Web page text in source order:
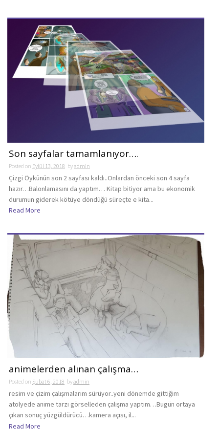
Son sayfalar tamamlanıyor….
Posted on Eylül 13, 2018 byadmin
Çizgi Öykünün son 2 sayfası kaldı..Onlardan önceki son 4 sayfa
hazır…Balonlamasını da yaptım… Kitap bitiyor ama bu ekonomik
durumun giderek kötüye döndüğü süreçte e kita...
Read More
animelerden alınan çalışma…
Posted on Şubat 6, 2018 byadmin
resim ve çizim çalışmalarım sürüyor..yeni dönemde gittiğim
atolyede anime tarzı görselleden çalışma yaptım…Bugün ortaya
çıkan sonuç yüzgüldürücü…kamera açısı, il...
Read More